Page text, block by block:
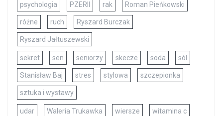
psychologia PZERII rak Roman Pieńkowski
różne ruch Ryszard Burczak
Ryszard Jałtuszewski
sekret sen seniorzy skecze soda sól
Stanisław Baj stres stylowa szczepionka
sztuka i wystawy
udar Waleria Trukawka wiersze witamina c